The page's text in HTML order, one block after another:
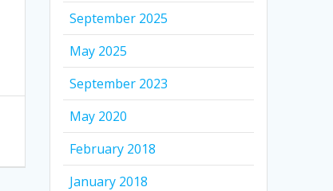
September 2025
May 2025
September 2023
May 2020
February 2018
January 2018